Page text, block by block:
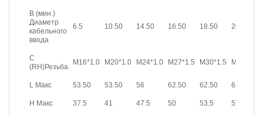
B (мин.)
Диаметр
кабельного
ввода
6.5 10.50 14.50 16.50 18.50 20.50
C
(RH)Резьба
M16*1.0 M20*1.0 M24*1.0 M27*1.5 M30*1.5 M33*1.5
L Макс 53.50 53.50 56 62.50 62.50 62.50
H Макс 37.5 41 47.5 50 53.5 57.5